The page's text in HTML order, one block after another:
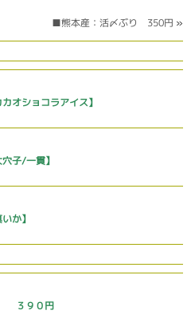
■熊本産：活〆ぶり 350円 »
オショコラアイス】
子/一貫】
か】
３９０円